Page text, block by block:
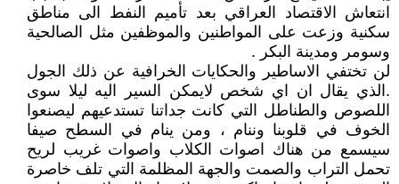
انتعاش الاقتصاد العراقي بعد تأميم النفط الى مناطق
سكنية وزعت على المواطنين والموظفين مثل الصالحية
وسومر ومدينة البكر .
لن تختفي الاساطير والحكايات الخرافية عن ذلك الجول
.الذي يقال ان اي شخص لايمكن السير اليه ليلا سوى
اللصوص والطناطل التي كانت جداتنا تستدعيهم ليصنعوا
الخوف في قلوبنا وننام ، ومن ينام في السطح صيفا
سيسمع من هناك اصوات الكلاب واصوات غريب لريح
تحمل التراب والصمت والجهة المظلمة التي تلف خاصرة